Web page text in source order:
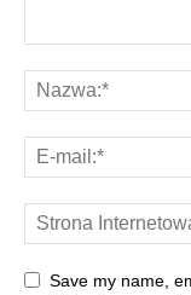
Save my name,